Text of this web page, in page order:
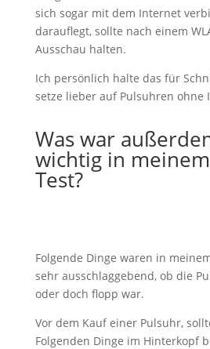
sich sogar mit dem Internet
darauflegt, sollte nach einem
Ausschau halten.
Ich persönlich halte das für
setze lieber auf Pulsuhren ohne
Was war
wichtig in
Test?
Folgende Dinge waren in
sehr ausschlaggebend, ob die
oder doch flopp war.
Vor dem Kauf einer Pulsuhr,
Folgenden Dinge im Hinterkopf